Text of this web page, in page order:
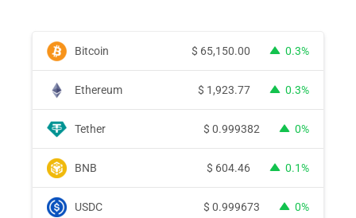
Bitcoin $ 65,150.00 0.3%
Ethereum $ 1,923.77 0.3%
Tether $ 0.999382 0%
BNB $ 604.46 0.1%
USDC $ 0.999673 0%